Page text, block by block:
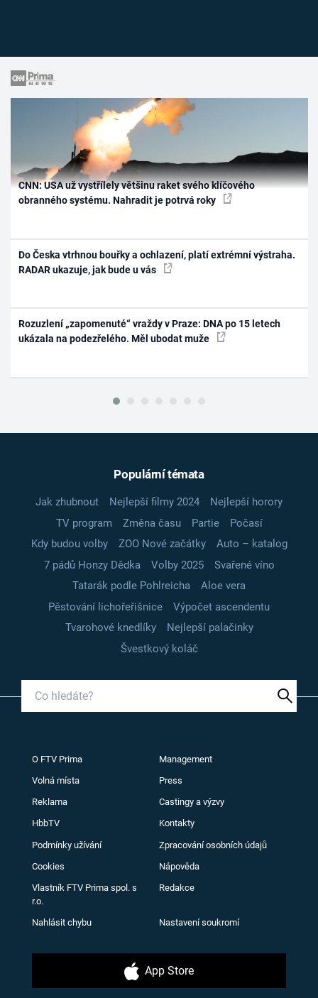
CNN: USA už vystřílely většinu raket svého klíčového
obranného systému. Nahradit je potrvá roky
Do Česka vtrhnou bouřky a ochlazení, platí extrémní výstraha.
RADAR ukazuje, jak bude u vás
Rozuzlení „zapomenuté“ vraždy v Praze: DNA po 15 letech
ukázala na podezřelého. Měl ubodat muže
Populární témata
Jak zhubnout Nejlepší filmy 2024
Nejlepší horory
TV program
Změna času Partie
Počasí
Kdy budou volby
ZOO Nové začátky
Auto – katalog
7 pádů Honzy Dědka
Volby 2025
Svařené víno
Tatarák podle Pohlreicha
Aloe vera
Pěstování lichořeřišnice
Výpočet ascendentu
Tvarohové knedlíky
Nejlepší palačinky
Švestkový koláč
O FTV Prima Management
Volná místa Press
Reklama Castingy a výzvy
HbbTV Kontakty
Podmínky užívání Zpracování osobních údajů
Cookies Nápověda
Vlastník FTV Prima spol. s
r.o.
Redakce
Nahlásit chybu Nastavení soukromí
App Store